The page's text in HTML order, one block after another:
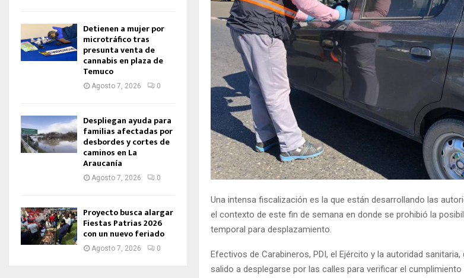
Una intensa fiscalización es la que están desarrollando las
el contexto de este fin de semana en donde se prohibió la
temporal para desplazamiento.
Efectivos de Carabineros, PDI, el Ejército y la autoridad sanitaria,
salido a desplegarse por las calles para verificar el
Detienen a mujer por
microtráfico tras
presunta venta de
cannabis en plaza de
Temuco
Agosto 7, 2026 0
Despliegan ayuda para
familias afectadas por
desbordes y cortes de
caminos en La
Araucanía
Agosto 7, 2026 0
Proyecto busca alargar
Fiestas Patrias 2026
con un nuevo feriado
Agosto 7, 2026 0